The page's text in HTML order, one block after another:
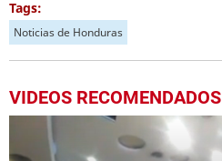
Tags:
Noticias de Honduras
VIDEOS RECOMENDADOS